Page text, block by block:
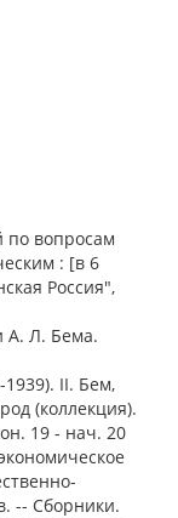
по вопросам
: [в 6
Россия",
А. Л. Бема.
II. Бем,
(коллекция).
19 - нач. 20
-- Сборники.